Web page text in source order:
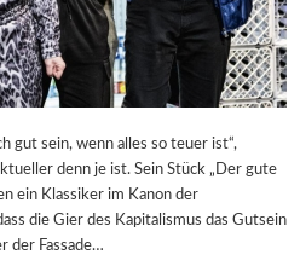
gut sein, wenn alles so teuer ist“,
denn je ist. Sein Stück „Der gute
ein Klassiker im Kanon der
die Gier des Kapitalismus das Gutsein
der Fassade…